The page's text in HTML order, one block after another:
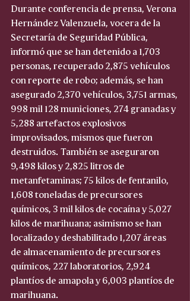
Durante conferencia de prensa, Verona
Hernández Valenzuela, vocera de la
Secretaría de Seguridad Pública,
informó que se han detenido a 1,703
personas, recuperado 2,875 vehículos
con reporte de robo; además, se han
asegurado 2,370 vehículos, 3,751 armas,
998 mil 128 municiones, 274 granadas y
5,288 artefactos explosivos
improvisados, mismos que fueron
destruidos. También se aseguraron
9,498 kilos y 2,825 litros de
metanfetaminas; 75 kilos de fentanilo,
1,608 toneladas de precursores
químicos, 3 mil kilos de cocaína y 5,027
kilos de marihuana; asimismo se han
localizado y deshabilitado 1,207 áreas
de almacenamiento de precursores
químicos, 227 laboratorios, 2,924
plantíos de amapola y 6,003 plantíos de
marihuana.